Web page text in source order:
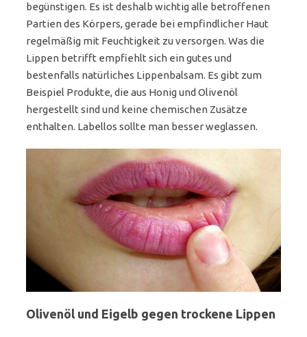
begünstigen. Es ist deshalb wichtig alle betroffenen
Partien des Körpers, gerade bei empfindlicher Haut
regelmäßig mit Feuchtigkeit zu versorgen. Was die
Lippen betrifft empfiehlt sich ein gutes und
bestenfalls natürliches Lippenbalsam. Es gibt zum
Beispiel Produkte, die aus Honig und Olivenöl
hergestellt sind und keine chemischen Zusätze
enthalten. Labellos sollte man besser weglassen.
Olivenöl und Eigelb gegen trockene Lippen